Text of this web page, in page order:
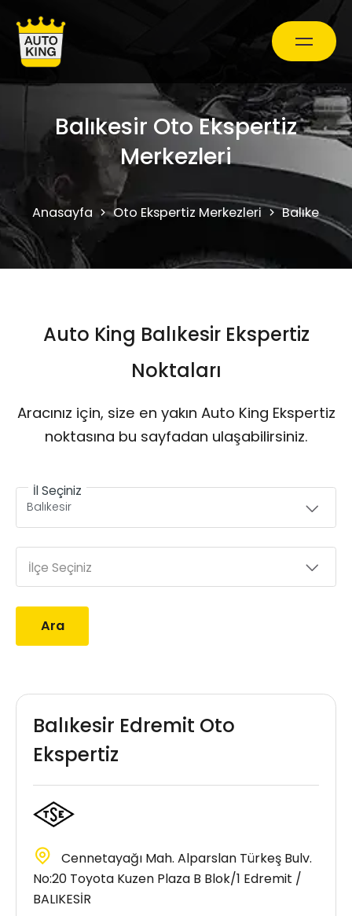
Araç Bakım ve Onarım
Oto Ekspertiz Hizmetleri
Kampanyalar
Randevu Al
Balıkesir Oto Ekspertiz
Merkezleri
Anasayfa Oto Ekspertiz Merkezleri Balıkesir
Auto King Balıkesir Ekspertiz
Noktaları
Aracınız için, size en yakın Auto King Ekspertiz
noktasına bu sayfadan ulaşabilirsiniz.
İl Seçiniz
İlçe Seçiniz
Ara
Balıkesir Edremit Oto
Ekspertiz
Cennetayağı Mah. Alparslan Türkeş Bulv.
No:20 Toyota Kuzen Plaza B Blok/1 Edremit /
BALIKESİR